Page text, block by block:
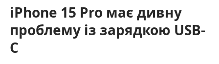
iPhone 15 Pro має дивну
проблему із зарядкою USB-
C